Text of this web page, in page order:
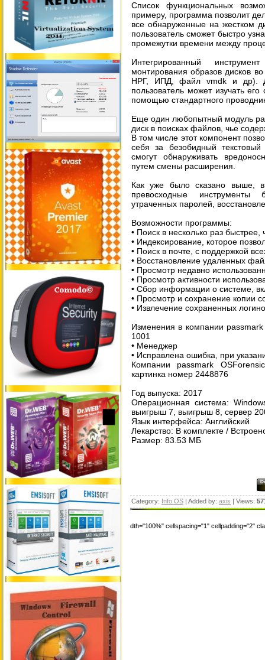
Список функциональных
примеру, программа позволит
все обнаруженные на жестком
пользователь сможет быстро
промежутки времени между
Интегрированный
монтирования образов дисков
НРГ, ИПД, файл vmdk и др).
пользователь может изучать
помощью стандартного
Еще один любопытный модуль
диск в поисках файлов, чье
В том числе этот компонент
себя за безобидный
смогут обнаруживать
путем смены расширения.
Как уже было сказано выше, в
превосходные инструменты
утраченных паролей,
Возможности программы:
• Поиск в несколько раз
• Индексирование, которое
• Поиск в почте, с поддержкой
• Восстановление удаленных
• Просмотр недавно
• Просмотр активности
• Сбор информации о системе,
• Просмотр и сохранение копии
• Извлечение сохраненных
Изменения в компании
1001
• Менеджер
• Исправлена ошибка, при
Компании passmark
картинка номер 2448876
Год выпуска: 2017
Операционная система:
выигрыш 7, выигрыш 8, сервер
Язык интерфейса: Английский
Лекарство: В комплекте /
Размер: 83.53 МБ
Category: Info OS | Added by: axis | Views:
dth="100%" cellspacing="1" cellpadding="2"